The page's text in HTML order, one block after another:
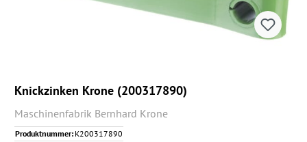
Knickzinken Krone (200317890)
Maschinenfabrik Bernhard Krone
Produktnummer: K200317890